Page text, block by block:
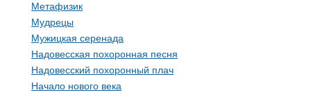
Метафизик
Мудрецы
Мужицкая серенада
Надовесская похоронная песня
Надовесский похоронный плач
Начало нового века